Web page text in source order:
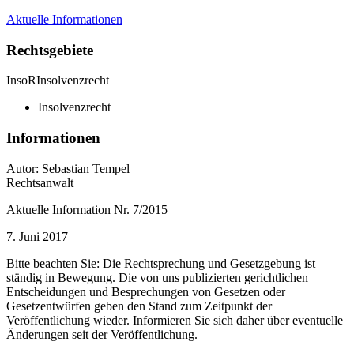
Aktuelle Informationen
Rechtsgebiete
InsoRInsolvenzrecht
Insolvenzrecht
Informationen
Autor: Sebastian Tempel
Rechtsanwalt
Aktuelle Information Nr. 7/2015
7. Juni 2017
Bitte beachten Sie: Die Rechtsprechung und Gesetzgebung ist
ständig in Bewegung. Die von uns publizierten gerichtlichen
Entscheidungen und Besprechungen von Gesetzen oder
Gesetzentwürfen geben den Stand zum Zeitpunkt der
Veröffentlichung wieder. Informieren Sie sich daher über eventuelle
Änderungen seit der Veröffentlichung.